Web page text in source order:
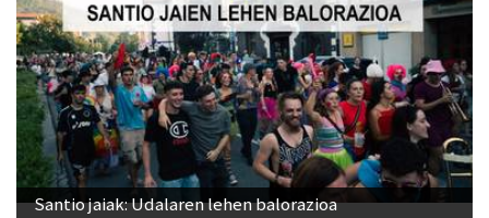
Santio jaiak: Udalaren lehen balorazioa